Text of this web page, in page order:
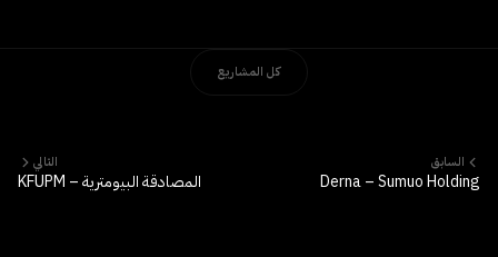
السابق
Derna – Sumuo Holding
كل المشاريع
التالي
المصادقة البيومترية – KFUPM